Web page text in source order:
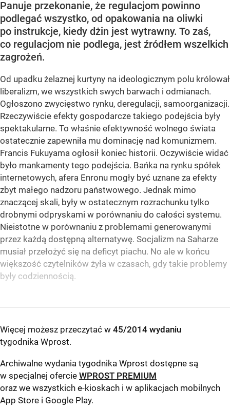
Panuje przekonanie, że regulacjom powinno
podlegać wszystko, od opakowania na oliwki
po instrukcje, kiedy dżin jest wytrawny. To zaś,
co regulacjom nie podlega, jest źródłem wszelkich
zagrożeń.
Od upadku żelaznej kurtyny na ideologicznym polu królował
liberalizm, we wszystkich swych barwach i odmianach.
Ogłoszono zwycięstwo rynku, deregulacji, samoorganizacji.
Rzeczywiście efekty gospodarcze takiego podejścia były
spektakularne. To właśnie efektywność wolnego świata
ostatecznie zapewniła mu dominację nad komunizmem.
Francis Fukuyama ogłosił koniec historii. Oczywiście widać
było mankamenty tego podejścia. Bańka na rynku spółek
internetowych, afera Enronu mogły być uznane za efekty
zbyt małego nadzoru państwowego. Jednak mimo
znaczącej skali, były w ostatecznym rozrachunku tylko
drobnymi odpryskami w porównaniu do całości systemu.
Nieistotne w porównaniu z problemami generowanymi
przez każdą dostępną alternatywę. Socjalizm na Saharze
musiał przełożyć się na deficyt piachu. No ale w końcu
większość czytelników żyła w czasach, gdy takie problemy
były codziennością.
Więcej możesz przeczytać w 45/2014 wydaniu
tygodnika Wprost.
Archiwalne wydania tygodnika Wprost dostępne są
w specjalnej ofercie WPROST PREMIUM
oraz we wszystkich e-kioskach i w aplikacjach mobilnych
App Store i Google Play.